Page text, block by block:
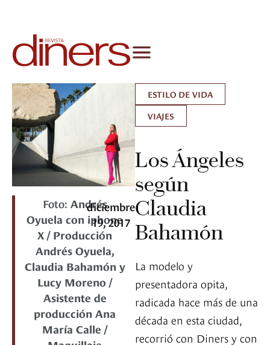
Foto: Andrés
Oyuela con iphone
X / Producción
Andrés Oyuela,
Claudia Bahamón y
Lucy Moreno /
Asistente de
producción Ana
María Calle /
diciembre
19, 2017
ESTILO DE VIDA
VIAJES
Los Ángeles
según
Claudia
Bahamón
La modelo y
presentadora opita,
radicada hace más de una
década en esta ciudad,
recorrió con Diners y con